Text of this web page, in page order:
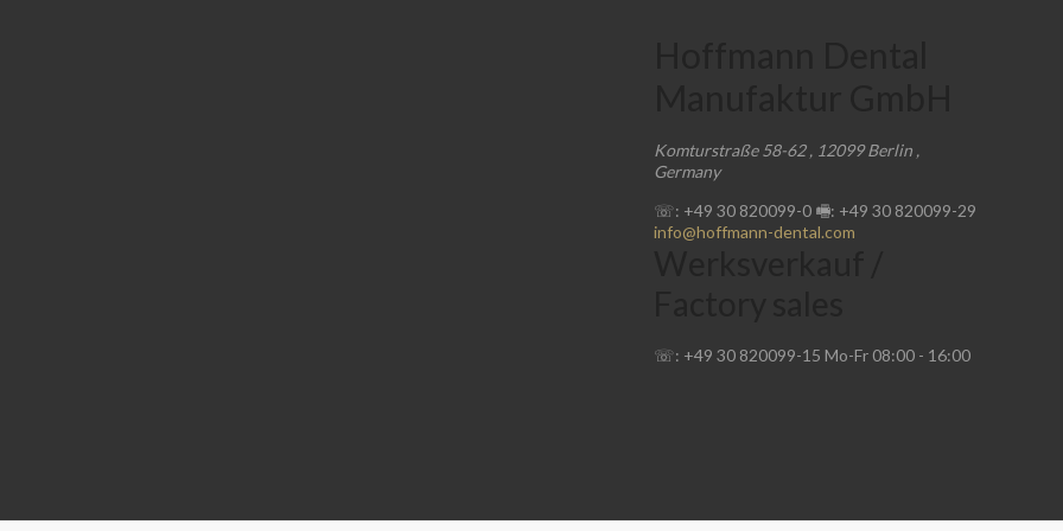
Komturstraße 58-62, 12099 Berlin ,
Germany
☏: +49 30 820099-0 🖷: +49 30 820099-29
info@hoffmann-dental.com
☏: +49 30 820099-15 Mo-Fr 08:00 - 16:00